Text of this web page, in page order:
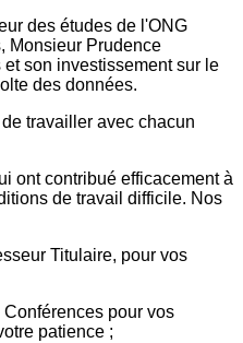
des études de l'ONG
Monsieur Prudence
son investissement sur le
des données.
travailler avec chacun
ont contribué efficacement à
de travail difficile. Nos
Titulaire, pour vos
pour vos
patience ;